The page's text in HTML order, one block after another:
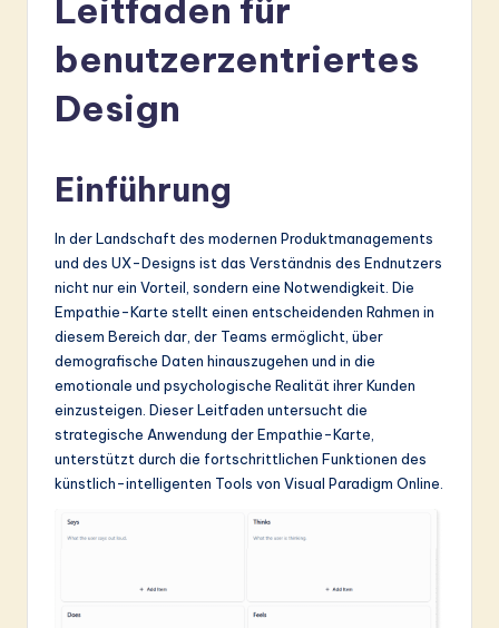
m
in
A
Leitfaden für
benutzerzentriertes
Design
Einführung
In der Landschaft des modernen Produktmanagements
und des UX-Designs ist das Verständnis des Endnutzers
nicht nur ein Vorteil, sondern eine Notwendigkeit. Die
Empathie-Karte stellt einen entscheidenden Rahmen in
diesem Bereich dar, der Teams ermöglicht, über
demografische Daten hinauszugehen und in die
emotionale und psychologische Realität ihrer Kunden
einzusteigen. Dieser Leitfaden untersucht die
strategische Anwendung der Empathie-Karte,
unterstützt durch die fortschrittlichen Funktionen des
künstlich-intelligenten Tools von Visual Paradigm Online.